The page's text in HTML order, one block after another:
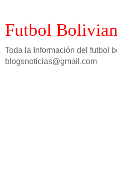
Futbol
Toda la Información del futbol
blogsnoticias@gmail.com